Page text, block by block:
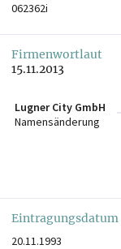
062362i
Firmenwortlaut
15.11.2013
Lugner City GmbH
Namensänderung
Eintragungsdatum
20.11.1993